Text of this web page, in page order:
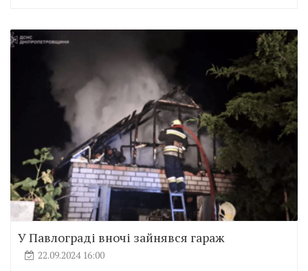
У Павлограді вночі зайнявся гараж
22.09.2024 16:00